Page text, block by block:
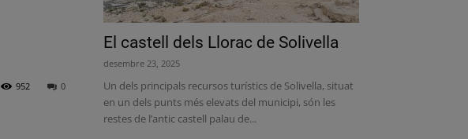
0
952
El castell dels Llorac de Solivella
desembre 23, 2025
Un dels principals recursos turístics de Solivella, situat
en un dels punts més elevats del municipi, són les
restes de l’antic castell palau de...